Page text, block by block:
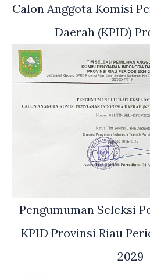
Calon Anggota Komisi
Daerah (KPID)
Pengumuman Seleksi
KPID Provinsi Riau
2029